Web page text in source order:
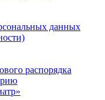
данных
распорядка